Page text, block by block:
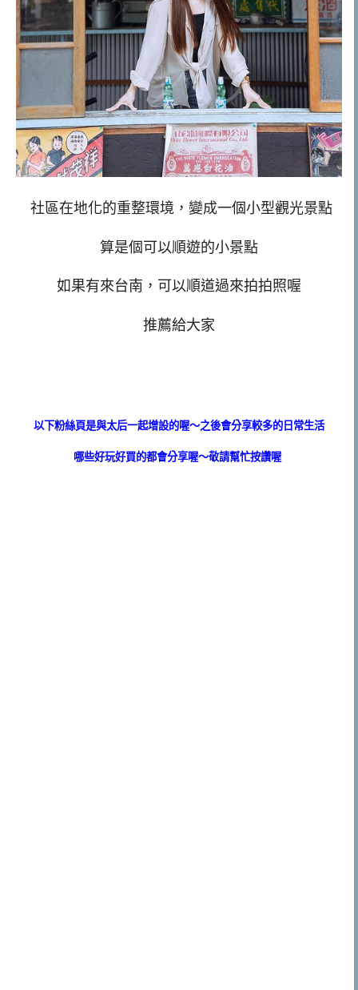
社區在地化的重整環境，變成一個小型觀光景點
算是個可以順遊的小景點
如果有來台南，可以順道過來拍拍照喔
推薦給大家
以下粉絲頁是與太后一起增設的喔～之後會分享較多的日常生活
哪些好玩好買的都會分享喔～敬請幫忙按讚喔